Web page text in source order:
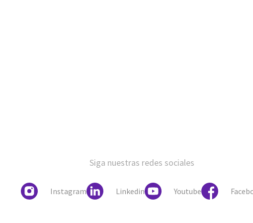
Siga nuestras redes sociales
Instagram Linkedin Youtube